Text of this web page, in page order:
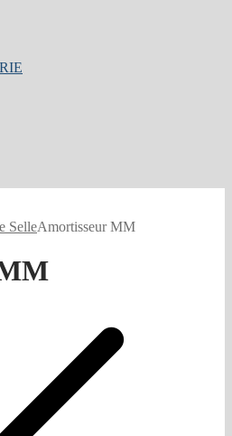
SelleAmortisseur MM